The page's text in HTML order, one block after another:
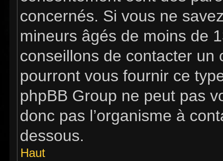
concernés. Si vous ne
mineurs âgés de moins de
conseillons de contacter un
pourront vous fournir ce
phpBB Group ne peut pas
donc pas l’organisme à
dessous.
Haut